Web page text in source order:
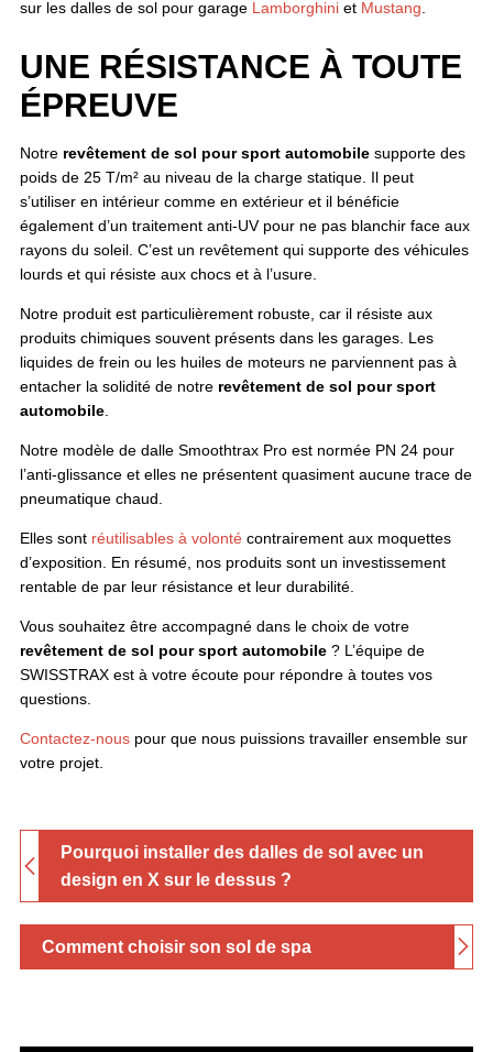
sur les dalles de sol pour garage Lamborghiniet Mustang
UNE RÉSISTANCE À TOUTE
ÉPREUVE
Notre revêtement de sol pour sport automobilesupporte des
poids de 25 T/m² au niveau de la charge statique. Il peut
s’utiliser en intérieur comme en extérieur et il bénéficie
également d’un traitement anti-UV pour ne pas blanchir face aux
rayons du soleil. C’est un revêtement qui supporte des véhicules
lourds et qui résiste aux chocs et à l’usure.
Notre produit est particulièrement robuste, car il résiste aux
produits chimiques souvent présents dans les garages. Les
liquides de frein ou les huiles de moteurs ne parviennent pas à
entacher la solidité de notre revêtement de sol pour sport
automobile.
Notre modèle de dalle Smoothtrax Pro est normée PN 24 pour
l’anti-glissance et elles ne présentent quasiment aucune trace de
pneumatique chaud.
Elles sont réutilisables à volontécontrairement aux moquettes
d’exposition. En résumé, nos produits sont un investissement
rentable de par leur résistance et leur durabilité.
Vous souhaitez être accompagné dans le choix de votre
revêtement de sol pour sport automobile? L’équipe de
SWISSTRAX est à votre écoute pour répondre à toutes vos
questions.
Contactez-nouspour que nous puissions travailler ensemble sur
votre projet.
Pourquoi installer des dalles de sol avec un
design en X sur le dessus ?
Comment choisir son sol de spa